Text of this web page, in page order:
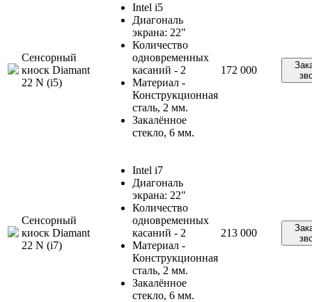
Сенсорный
киоск Diamant
22 N (i5)
Intel i5
Диагональ
экрана: 22"
Количество
одновременных
касаний - 2
Материал -
Конструкционная
сталь, 2 мм.
Закалённое
стекло, 6 мм.
172 000
Сенсорный
киоск Diamant
22 N (i7)
Intel i7
Диагональ
экрана: 22"
Количество
одновременных
касаний - 2
Материал -
Конструкционная
сталь, 2 мм.
Закалённое
стекло, 6 мм.
213 000